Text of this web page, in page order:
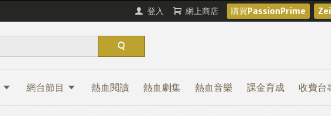
登入 網上商店 購買PassionPrime
網台節目 熱血閱讀 熱血劇集 熱血音樂 課金育成 收費台